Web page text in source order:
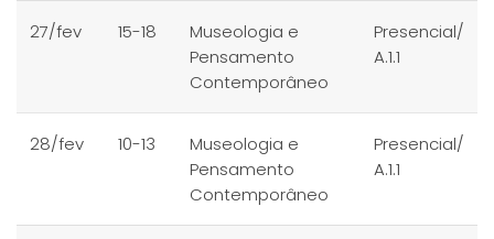
27/fev 15-18
Museologia e
Pensamento
Contemporâneo
Presencial/
A.1.1
28/fev 10-13
Museologia e
Pensamento
Contemporâneo
Presencial/
A.1.1